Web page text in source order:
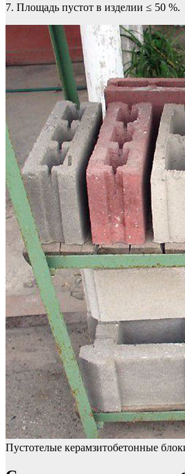
7. Площадь пустот в изделии ≤ 50 %.
Пустотелые керамзитобетонные